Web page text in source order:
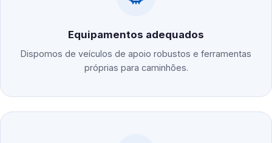
Equipamentos adequados
Dispomos de veículos de apoio robustos e ferramentas
próprias para caminhões.